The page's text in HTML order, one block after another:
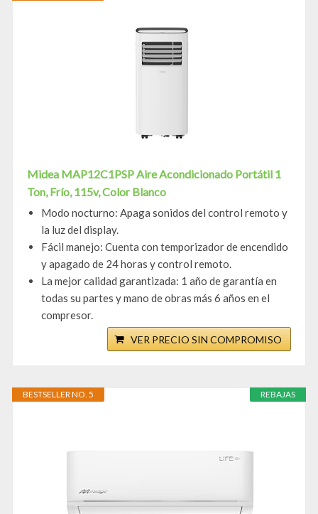
Midea MAP12C1PSP Aire Acondicionado Portátil 1
Ton, Frío, 115v, Color Blanco
Modo nocturno: Apaga sonidos del control remoto y
la luz del display.
Fácil manejo: Cuenta con temporizador de encendido
y apagado de 24 horas y control remoto.
La mejor calidad garantizada: 1 año de garantía en
todas su partes y mano de obras más 6 años en el
compresor.
VER PRECIO SIN COMPROMISO
REBAJAS
BESTSELLER NO. 5